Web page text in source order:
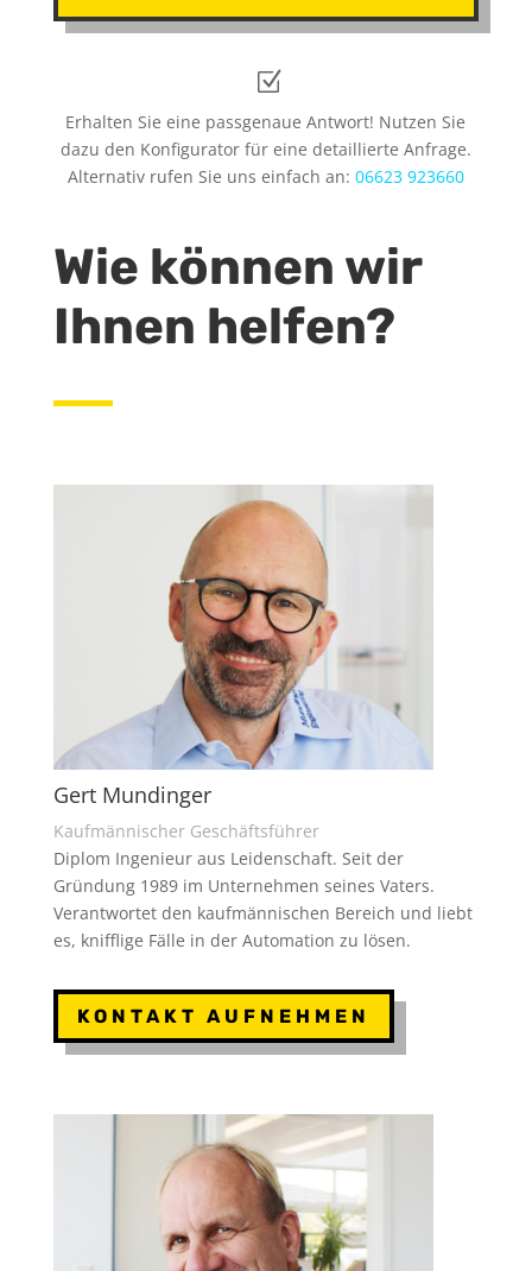
Z
Erhalten Sie eine passgenaue Antwort! Nutzen Sie
dazu den Konfigurator für eine detaillierte Anfrage.
Alternativ rufen Sie uns einfach an: 06623 923660
Wie können wir
Ihnen helfen?
Gert Mundinger
Kaufmännischer Geschäftsführer
Diplom Ingenieur aus Leidenschaft. Seit der
Gründung 1989 im Unternehmen seines Vaters.
Verantwortet den kaufmännischen Bereich und liebt
es, knifflige Fälle in der Automation zu lösen.
KONTAKT AUFNEHMEN